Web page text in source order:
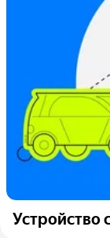
Устройство